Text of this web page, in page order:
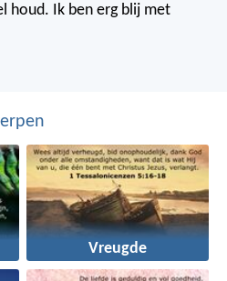
houd. Ik ben erg blij met
Vreugde